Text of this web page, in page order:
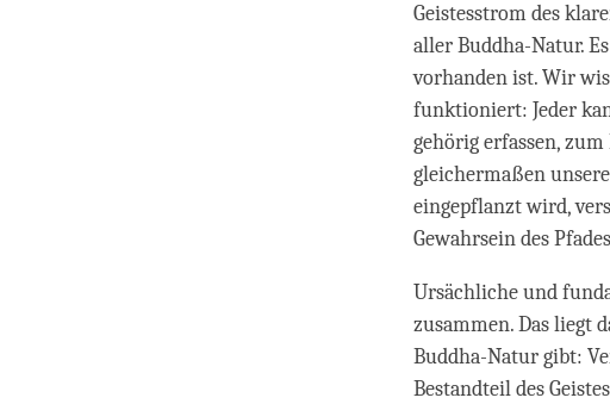
Geistesstrom des
aller Buddha-Natur.
vorhanden ist. Wir
funktioniert: Jeder
gehörig erfassen,
gleichermaßen
eingepflanzt wird,
Gewahrsein des
Ursächliche und
zusammen. Das liegt
Buddha-Natur gibt:
Bestandteil des